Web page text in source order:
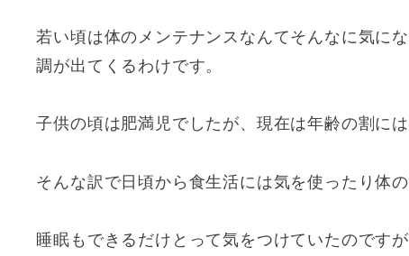
若い頃は体のメンテナンスなんてそんなに気に
調が出てくるわけです。
子供の頃は肥満児でしたが、現在は年齢の割に
そんな訳で日頃から食生活には気を使ったり体
睡眠もできるだけとって気をつけていたのです